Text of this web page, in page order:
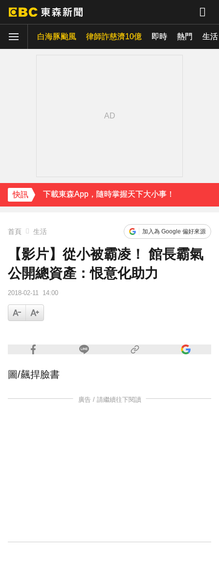
白海豚颱風 律師詐慈濟10億 即時 熱門 生活
快訊 下載東森App，隨時掌握天下大小事！
首頁 生活 加入為 Google 偏好來源
【影片】從小被霸凌！ 館長霸氣
公開總資產：恨意化助力
2018-02-11 14:00
圖/飆捍臉書
廣告 / 請繼續往下閱讀